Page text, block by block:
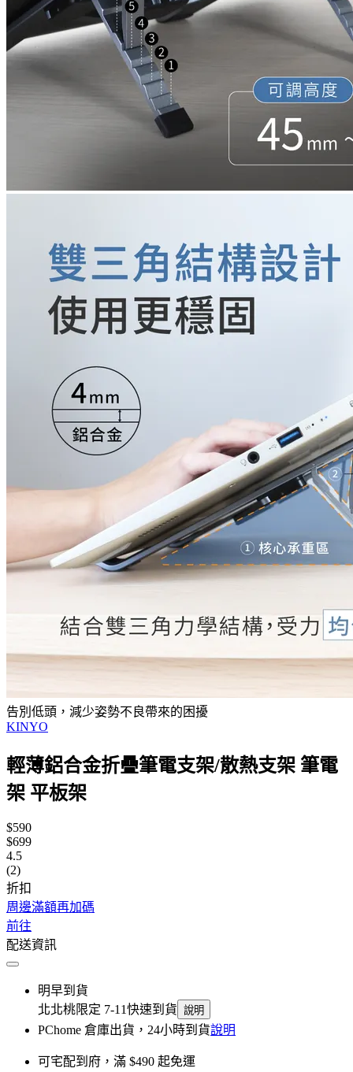
告別低頭，減少姿勢不良帶來的困擾
KINYO
輕薄鋁合金折疊筆電支架/散熱支架 筆電
架 平板架
$590
$699
4.5
(2)
折扣
周邊滿額再加碼
前往
配送資訊
明早到貨
北北桃限定 7-11快速到貨 說明
PChome 倉庫出貨，24小時到貨說明
可宅配到府，滿 $490 起免運